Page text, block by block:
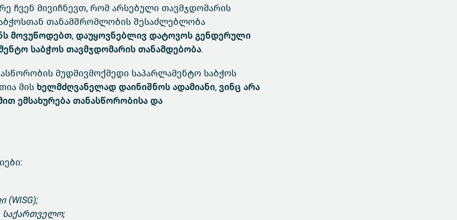
ჩვენ მივიჩნევთ, რომ არსებული თავმჯდომარის
თანამშრომლობის შესაძლებლობა
მოვუწოდებთ, დაუყოვნებლივ დატოვოს გენდერული
საბჭოს თავმჯდომარის თანამდებობა.
მუდმივმოქმედი საპარლამენტო საბჭოს
მის ხელმძღვანელად დაინიშნოს ადამიანი, ვინც არა
ემსახურება თანასწორობისა და
(WISG);
საქართველო;